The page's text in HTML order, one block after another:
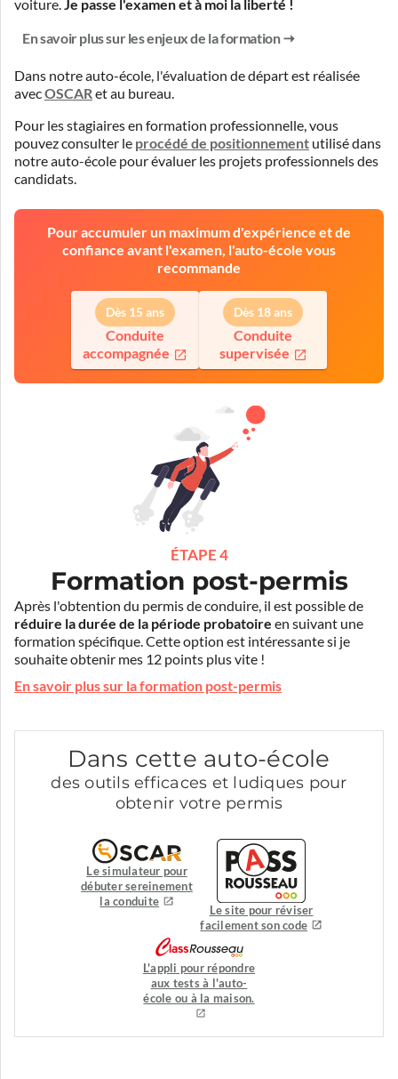
voiture.Je passe l'examen et à moi la liberté !
En savoir plus sur les enjeux de la formation
Dans notre auto-école, l'évaluation de départ est réalisée
avecOSCARetau bureau.
Pour les stagiaires en formation professionnelle, vous
pouvez consulter le procédé de positionnement utilisé dans
notre auto-école pour évaluer les projets professionnels des
candidats.
Pour accumuler un maximum d'expérience et de
confiance avant l'examen, l'auto-école vous
recommande
Dès 15 ans
Conduite
accompagnée
Dès 18 ans
Conduite
supervisée
ÉTAPE 4
Formation post-permis
Après l'obtention du permis de conduire, il est possible de
réduire la durée de la période probatoire en suivant une
formation spécifique. Cette option est intéressante si je
souhaite obtenir mes 12 points plus vite !
En savoir plus sur la formation post-permis
Dans cette auto-école
des outils efficaces et ludiques pour
obtenir votre permis
Le simulateur pour
débuter sereinement
la conduite
Le site pour réviser
facilement son code
L'appli pour répondre
aux tests à l'auto-
école ou à la maison.